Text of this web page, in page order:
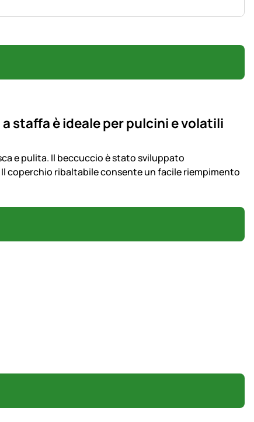
staffa è ideale per pulcini e volatili
e pulita. Il beccuccio è stato sviluppato
coperchio ribaltabile consente un facile riempimento